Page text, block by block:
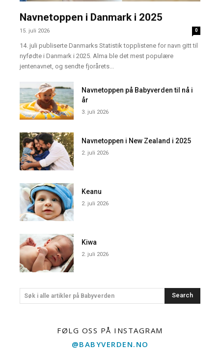
Navnetoppen i Danmark i 2025
15. juli 2026 0
14. juli publiserte Danmarks Statistik topplistene for navn gitt til
nyfødte i Danmark i 2025. Alma ble det mest populære
jentenavnet, og sendte fjorårets...
Navnetoppen på Babyverden til nå i
år
3. juli 2026
Navnetoppen i New Zealand i 2025
2. juli 2026
Keanu
2. juli 2026
Kiwa
2. juli 2026
Søk i alle artikler på Babyverden Search
FØLG OSS PÅ INSTAGRAM
@BABYVERDEN.NO